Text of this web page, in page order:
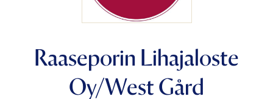
Raaseporin Lihajaloste
Oy/West Gård